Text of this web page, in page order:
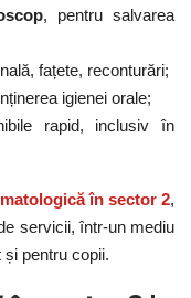
, pentru salvarea
fațete, reconturări;
igienei orale;
rapid, inclusiv în
în sector 2,
servicii, într-un mediu
pentru copii.